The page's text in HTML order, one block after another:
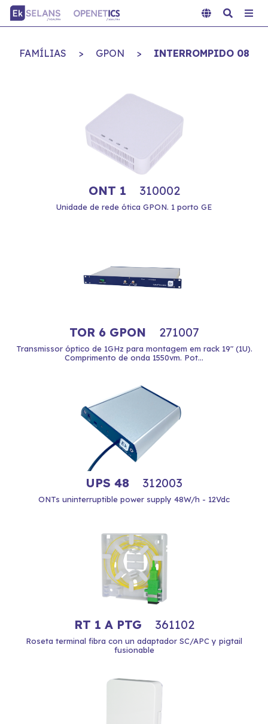
FAMÍLIAS > GPON > INTERROMPIDO 08
ONT 1 310002
Unidade de rede ótica GPON. 1 porto GE
TOR 6 GPON 271007
Transmissor óptico de 1GHz para montagem em rack 19" (1U).
Comprimento de onda 1550vm. Pot...
UPS 48 312003
ONTs uninterruptible power supply 48W/h - 12Vdc
RT 1 A PTG 361102
Roseta terminal fibra con un adaptador SC/APC y pigtail
fusionable